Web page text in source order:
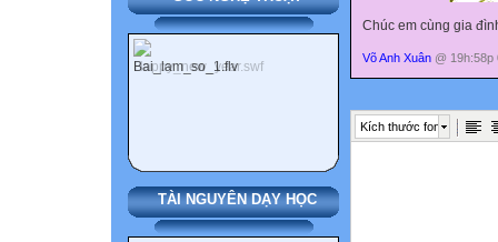
TÀI NGUYÊN DẠY HỌC
Chúc em cùng gia
Võ Anh Xuân @ 19h:58p
Kích thước font